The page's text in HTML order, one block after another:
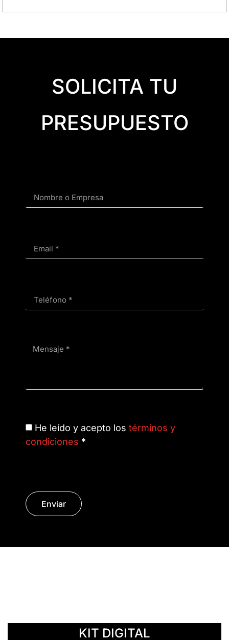
SOLICITA TU
PRESUPUESTO
He leído y acepto los términos y
condiciones *
Enviar
KIT DIGITAL